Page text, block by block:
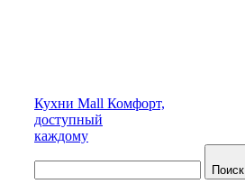
Кухни Mall Комфорт,
доступный
каждому
Поиск